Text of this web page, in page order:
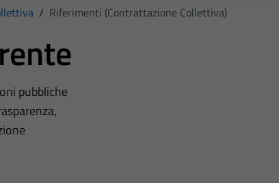
/ Riferimenti (Contrattazione Collettiva)
pubbliche